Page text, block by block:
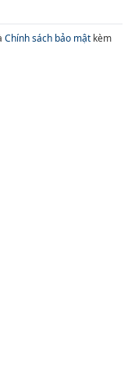
Chính sách bảo mật kèm